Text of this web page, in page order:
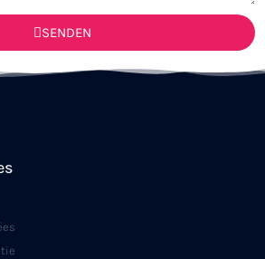
SENDEN